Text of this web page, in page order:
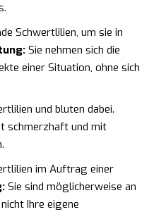
Schwertlilien, um sie in
Sie nehmen sich die
einer Situation, ohne sich
und bluten dabei.
schmerzhaft und mit
im Auftrag einer
Sie sind möglicherweise an
Ihre eigene